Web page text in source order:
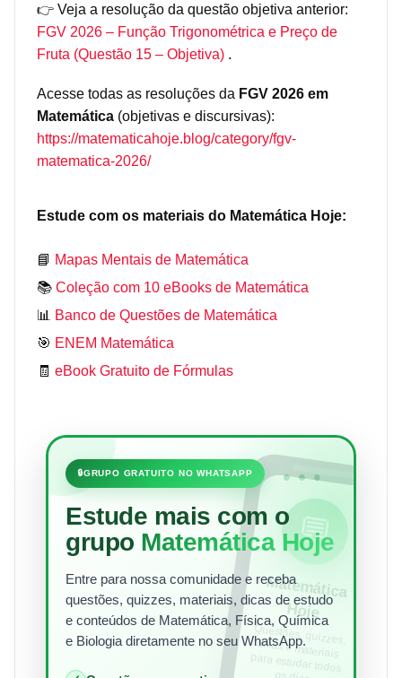
👉 Veja a resolução da questão objetiva anterior:
FGV 2026 – Função Trigonométrica e Preço de
Fruta (Questão 15 – Objetiva) .
Acesse todas as resoluções da FGV 2026 em
Matemática (objetivas e discursivas):
https://matematicahoje.blog/category/fgv-
matematica-2026/
Estude com os materiais do Matemática Hoje:
📘 Mapas Mentais de Matemática
📚 Coleção com 10 eBooks de Matemática
📊 Banco de Questões de Matemática
🎯 ENEM Matemática
🧾 eBook Gratuito de Fórmulas
•••
🔒GRUPO GRATUITO NO WHATSAPP
Estude mais com o
grupo Matemática Hoje
Entre para nossa comunidade e receba
questões, quizzes, materiais, dicas de estudo
e conteúdos de Matemática, Física, Química
e Biologia diretamente no seu WhatsApp.
💬
Matem
ática
Hoje
Questões, quizzes,
dicas e materiais
para estudar todos